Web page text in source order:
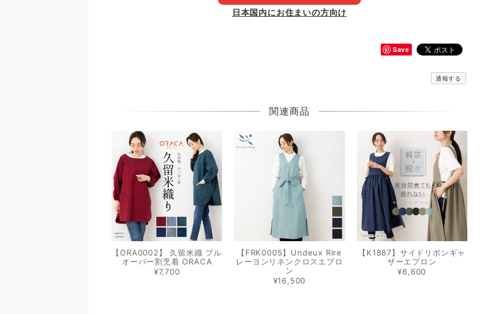
日本国内にお住まいの方向け
Save
通報する
関連商品
【ORA0002】 久留米織 プル
オーバー割烹着 ORACA
¥7,700
【FRK0005】Undeux Rire
レーヨンリネンクロスエプロ
ン
¥16,500
【K1887】サイドリボンギャ
ザーエプロン
¥6,600